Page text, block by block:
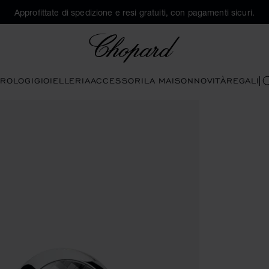
Approfittate di spedizione e resi gratuiti, con pagamenti sicuri.
GIOIELLERIAACCESSORILA MAISONNOVITÀREGALI